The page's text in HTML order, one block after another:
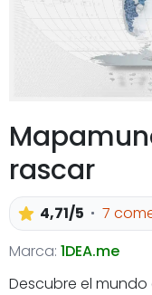
rascar
4,71/5
7
Marca: 1DEA.me
Descubre el